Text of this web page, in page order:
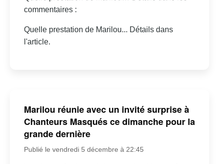
commentaires :
Quelle prestation de Marilou... Détails dans
l'article.
Marilou réunie avec un invité surprise à
Chanteurs Masqués ce dimanche pour la
grande dernière
Publié le vendredi 5 décembre à 22:45